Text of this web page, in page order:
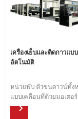
เครื่องเย็บและติดกาวแบ
อัตโนมัติ
หน่วยพับ ตัวขนดาวน์ทั้ง
แบบเคลื่อนที่ด้วยมอเตอ
บนเพื่อให้แน่ใจว่ารอยพับ